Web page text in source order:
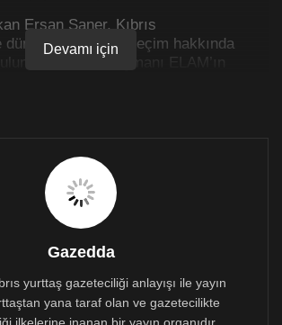
Ersan Saner, Kıbrıs
dün yapılan genel seçim hakkında
“Türk düşmanı ELAM’ın
Devamı için
Gazedda
yurttaş gazeteciliği anlayışı ile yayın
yana taraf olan ve gazetecilikte
ilkelerine inanan bir yayın organıdır.